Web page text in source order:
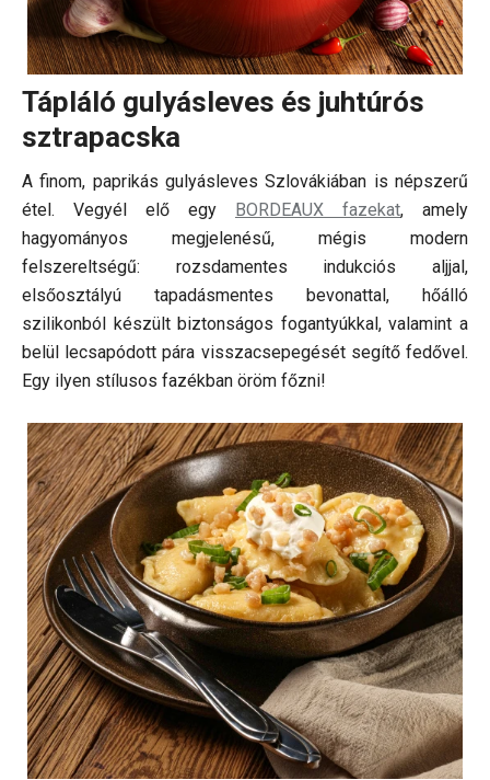
Tápláló gulyásleves és juhtúrós
sztrapacska
A finom, paprikás gulyásleves Szlovákiában is népszerű
étel. Vegyél elő egy
BORDEAUX fazekat, amely
hagyományos megjelenésű, mégis modern
felszereltségű: rozsdamentes indukciós aljjal,
elsőosztályú tapadásmentes bevonattal, hőálló
szilikonból készült biztonságos fogantyúkkal, valamint a
belül lecsapódott pára visszacsepegését segítő fedővel.
Egy ilyen stílusos fazékban öröm főzni!